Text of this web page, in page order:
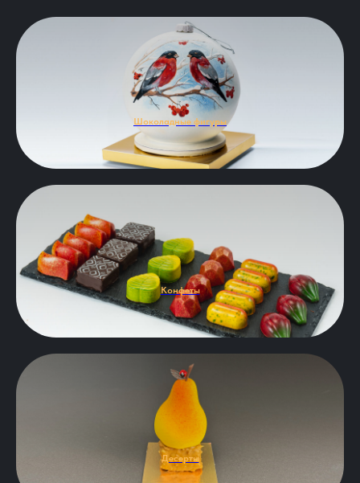
Шоколадные фигуры
Конфеты
Десерты